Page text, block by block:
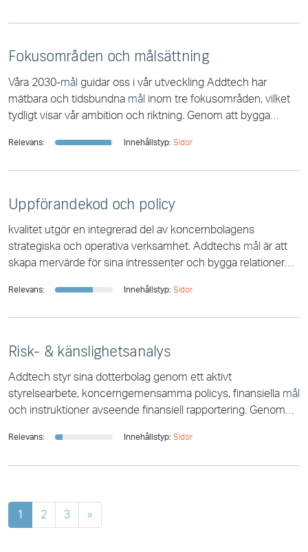
Fokusområden och målsättning
Våra 2030-mål guidar oss i vår utveckling Addtech har
mätbara och tidsbundna mål inom tre fokusområden, vilket
tydligt visar vår ambition och riktning. Genom att bygga
varje fokusområde har Addtech långsiktiga
utveckling [...] aktörer säkrar vi utvecklingen mot våra 2030-
mål
och bidrar samtidigt positivt till utvecklingen av de
globala utmaningarna inom hållbarhet. Vi analyserar
kontinuerligt risker och möjligheter för att stödja
Relevans: Innehållstyp: Sidor
Uppförandekod och policy
kvalitet utgör en integrerad del av koncernbolagens
strategiska och operativa verksamhet. Addtechs mål är att
skapa mervärde för sina intressenter och bygga relationer
Relevans: Innehållstyp: Sidor
Risk- & känslighetsanalys
Addtech styr sina dotterbolag genom ett aktivt
styrelsearbete, koncerngemensamma policys, finansiella mål
och instruktioner avseende finansiell rapportering. Genom
Relevans: Innehållstyp: Sidor
1 2 3 »